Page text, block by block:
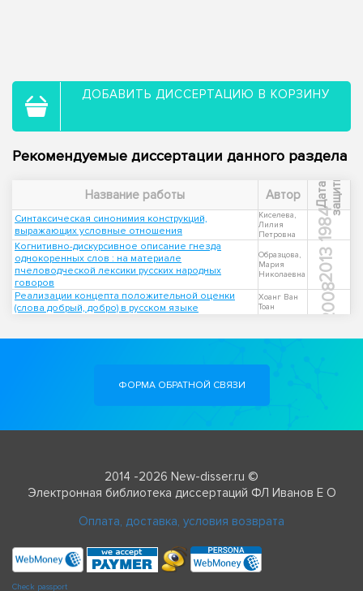
ДОБАВИТЬ ДИССЕРТАЦИЮ В КОРЗИНУ
Рекомендуемые диссертации данного раздела
Название работы Автор Д
а
т
а
з
а
щ
и
т ы
Синтаксическая синонимия конструкций,
выражающих условные отношения
Киселева,
Лилия
Петровна
1984
Когнитивно-дискурсивное описание гнезда
однокоренных слов : на материале
пчеловодческой лексики русских народных
говоров
Образцова,
Мария
Николаевна
2013
Реализации концепта положительной оценки
(слова добрый, добро) в русском языке
Хоанг Ван
Тоан
2008
ФОРМА ОБРАТНОЙ СВЯЗИ
2014 -2026 New-disser.ru ©
Электронная библиотека диссертаций ФЛ Иванов Е О
Оплата, доставка, условия возврата
Check passport